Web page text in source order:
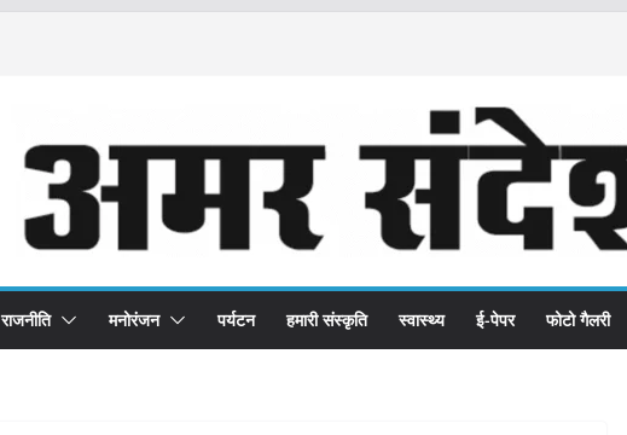
राजनीति मनोरंजन पर्यटन हमारी संस्कृति स्वास्थ्य ई-पेपर फोटो गैलरी